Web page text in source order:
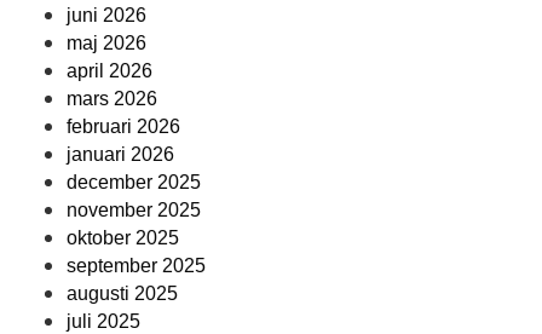
juni 2026
maj 2026
april 2026
mars 2026
februari 2026
januari 2026
december 2025
november 2025
oktober 2025
september 2025
augusti 2025
juli 2025